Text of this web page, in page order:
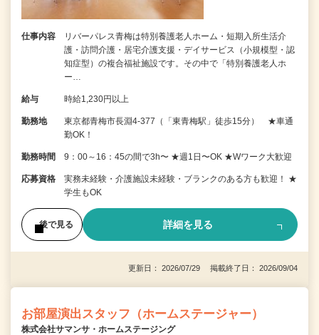
仕事内容
リバーパレス青梅は特別養護老人ホーム・短期入所生活介
護・訪問介護・居宅介護支援・デイサービス（小規模型・認
知症型）の複合福祉施設です。その中で「特別養護老人ホ
ー…
給与 時給1,230円以上
勤務地
東京都青梅市長淵4-377（「東青梅駅」徒歩15分） ★車通
勤OK！
勤務時間 9：00～16：45の間で3h〜 ★週1日〜OK ★Wワーク大歓迎
応募資格
実務未経験・介護施設未経験・ブランクのある方も歓迎！ ★
学生もOK
後で見る 詳細を見る
更新日： 2026/07/29 掲載終了日： 2026/09/04
お部屋演出スタッフ（ホームステージャー）
株式会社サマンサ・ホームステージング